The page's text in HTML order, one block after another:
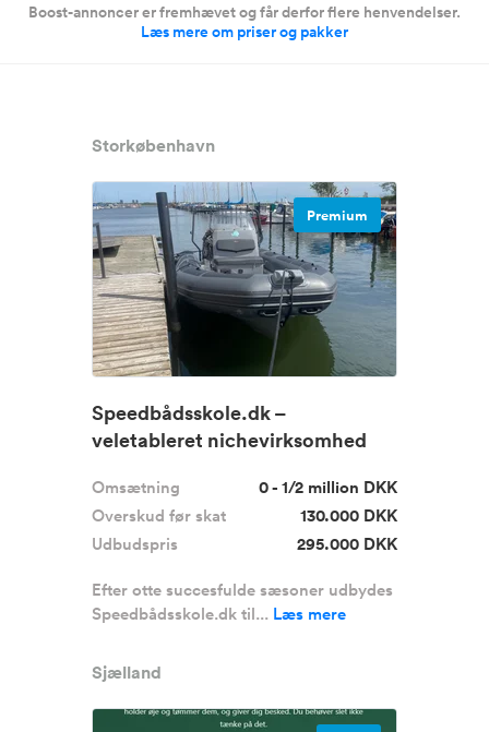
Boost-annoncer er fremhævet og får derfor flere henvendelser.
Læs mere om priser og pakker
Storkøbenhavn
Premium
Speedbådsskole.dk –
veletableret nichevirksomhed
Omsætning
0 - 1/2 million DKK
Overskud før skat
130.000 DKK
Udbudspris
295.000 DKK
Efter otte succesfulde sæsoner udbydes
Speedbådsskole.dk til... Læs mere
Sjælland